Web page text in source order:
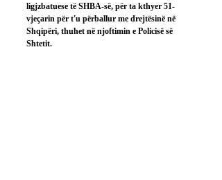
ligjzbatuese të SHBA-së, për ta kthyer 51-
vjeçarin për t'u përballur me drejtësinë në
Shqipëri, thuhet në njoftimin e Policisë së
Shtetit.